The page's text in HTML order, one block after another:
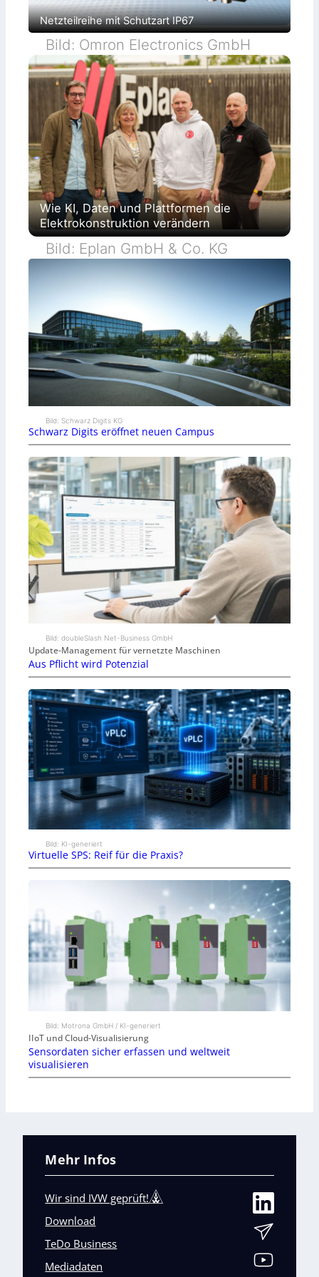
Netzteilreihe mit Schutzart IP67
Bild: Omron Electronics GmbH
Wie KI, Daten und Plattformen die
Elektrokonstruktion verändern
Bild: Eplan GmbH & Co. KG
Bild: Schwarz Digits KG
Schwarz Digits eröffnet neuen Campus
Bild: doubleSlash Net-Business GmbH
Update-Management für vernetzte Maschinen
Aus Pflicht wird Potenzial
Bild: KI-generiert
Virtuelle SPS: Reif für die Praxis?
Bild: Motrona GmbH / KI-generiert
IIoT und Cloud-Visualisierung
Sensordaten sicher erfassen und weltweit
visualisieren
Mehr Infos
Wir sind IVW geprüft!
Download
TeDo Business
Mediadaten